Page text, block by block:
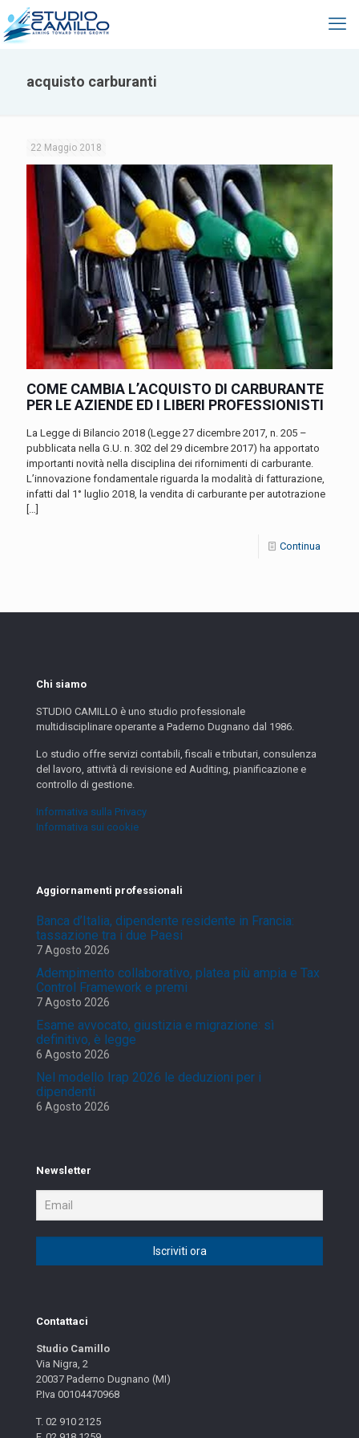
acquisto carburanti
22 Maggio 2018
COME CAMBIA L’ACQUISTO DI CARBURANTE
PER LE AZIENDE ED I LIBERI PROFESSIONISTI
La Legge di Bilancio 2018 (Legge 27 dicembre 2017, n. 205 –
pubblicata nella G.U. n. 302 del 29 dicembre 2017) ha apportato
importanti novità nella disciplina dei rifornimenti di carburante.
L’innovazione fondamentale riguarda la modalità di fatturazione,
infatti dal 1° luglio 2018, la vendita di carburante per autotrazione
[…]
Continua
Chi siamo
STUDIO CAMILLO è uno studio professionale
multidisciplinare operante a Paderno Dugnano dal 1986.
Lo studio offre servizi contabili, fiscali e tributari, consulenza
del lavoro, attività di revisione ed Auditing, pianificazione e
controllo di gestione.
Informativa sulla Privacy
Informativa sui cookie
Aggiornamenti professionali
Banca d’Italia, dipendente residente in Francia:
tassazione tra i due Paesi
7 Agosto 2026
Adempimento collaborativo, platea più ampia e Tax
Control Framework e premi
7 Agosto 2026
Esame avvocato, giustizia e migrazione: sì
definitivo, è legge
6 Agosto 2026
Nel modello Irap 2026 le deduzioni per i
dipendenti
6 Agosto 2026
Newsletter
Contattaci
Studio Camillo
Via Nigra, 2
20037 Paderno Dugnano (MI)
P.Iva 00104470968
T. 02 910 2125